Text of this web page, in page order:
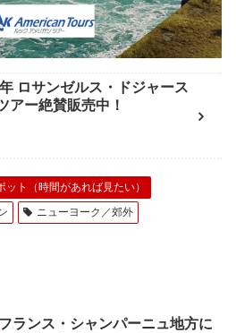
ロサンゼルス・ドジャース
アー絶賛販売中！
ット（時間があれば見たい）
ニューヨーク／郊外
フランス・シャンパーニュ地方に